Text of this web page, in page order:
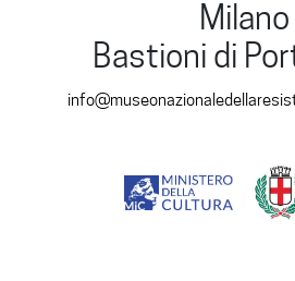
Milano
Bastioni di